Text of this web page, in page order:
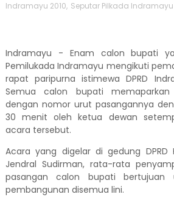
Indramayu 2010, Seputar Pilkada Indramayu
Indramayu - Enam calon bupati
Pemilukada Indramayu mengikuti
rapat paripurna istimewa DPRD
Semua calon bupati
dengan nomor urut pasangannya
30 menit oleh ketua dewan
acara tersebut.
Acara yang digelar di gedung DPRD
Jendral Sudirman, rata-rata
pasangan calon bupati bertujuan
pembangunan disemua lini.